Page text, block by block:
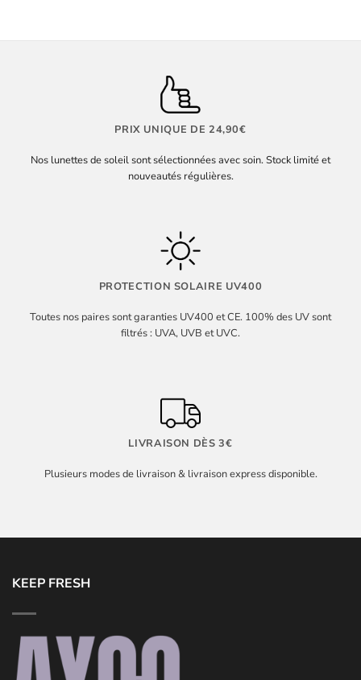
PRIX UNIQUE DE 24,90€
Nos lunettes de soleil sont sélectionnées avec soin. Stock limité et
nouveautés régulières.
PROTECTION SOLAIRE UV400
Toutes nos paires sont garanties UV400 et CE. 100% des UV sont
filtrés : UVA, UVB et UVC.
LIVRAISON DÈS 3€
Plusieurs modes de livraison & livraison express disponible.
KEEP FRESH